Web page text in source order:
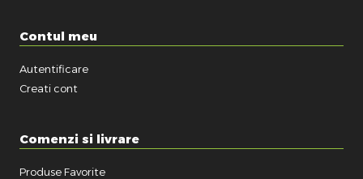
Contul meu
Autentificare
Creati cont
Comenzi si livrare
Produse Favorite